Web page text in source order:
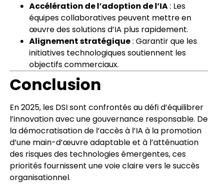
Accélération de l’adoption de l’IA: Les
équipes collaboratives peuvent mettre en
œuvre des solutions d’IA plus rapidement.
Alignement stratégique: Garantir que les
initiatives technologiques soutiennent les
objectifs commerciaux.
Conclusion
En 2025, les DSI sont confrontés au défi d’équilibrer
l’innovation avec une gouvernance responsable. De
la démocratisation de l’accès à l’IA à la promotion
d’une main-d’œuvre adaptable et à l’atténuation
des risques des technologies émergentes, ces
priorités fournissent une voie claire vers le succès
organisationnel.